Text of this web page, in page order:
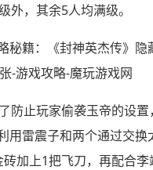
外，其余5人均满级。
防止玩家偷袭玉帝的设
用雷震子和两个通过交换
加上1把飞刀，再配合李